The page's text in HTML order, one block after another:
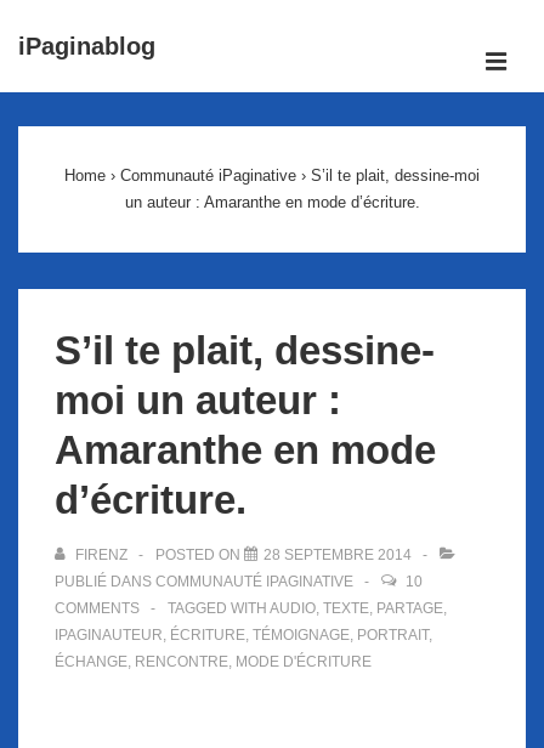
passer
iPaginablog
Home › Communauté iPaginative › S’il te plait, dessine-moi
un auteur : Amaranthe en mode d’écriture.
S’il te plait, dessine-
moi un auteur :
Amaranthe en mode
d’écriture.
FIRENZ POSTED ON
28 SEPTEMBRE 2014
PUBLIÉ DANS COMMUNAUTÉ IPAGINATIVE
10
COMMENTS
TAGGED WITH AUDIO, TEXTE, PARTAGE,
IPAGINAUTEUR, ÉCRITURE, TÉMOIGNAGE, PORTRAIT,
ÉCHANGE, RENCONTRE, MODE D'ÉCRITURE